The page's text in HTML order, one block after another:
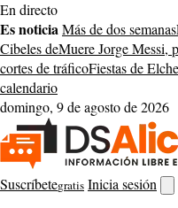
Saltar
al
contenido
En directo
Es noticiaMás de dos semanas
Cibeles deMuere Jorge Messi,
cortes de tráficoFiestas de
calendario
domingo, 9 de agosto de 2026
Suscríbetegratis Inicia sesión